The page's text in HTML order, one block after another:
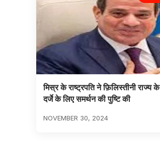
मिस्र के राष्ट्रपति ने फ़िलिस्तीनी राज्य के
दर्जे के लिए समर्थन की पुष्टि की
NOVEMBER 30, 2024